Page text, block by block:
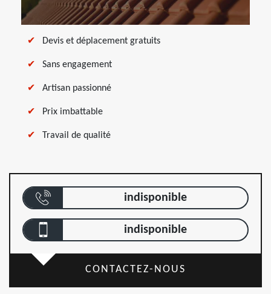
Devis et déplacement gratuits
Sans engagement
Artisan passionné
Prix imbattable
Travail de qualité
indisponible
indisponible
CONTACTEZ-NOUS